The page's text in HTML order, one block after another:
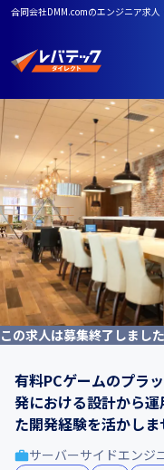
合同会社DMM.comのエンジニア求
この求人は募集終了しました
有料PCゲームのプラ
発における設計から
た開発経験を活かし
サーバーサイドエンジ